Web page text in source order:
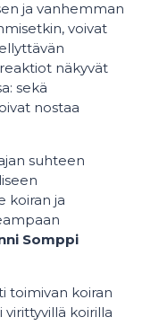
ja vanhemman
voivat
näkyvät
sekä
nostaa
suhteen
koiran ja
Somppi
toimivan koiran
virittyvillä koirilla